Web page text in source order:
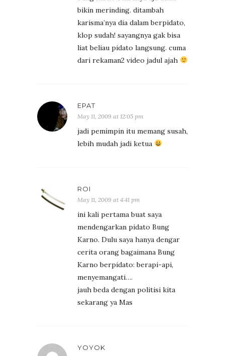
bikin merinding. ditambah
karisma’nya dia dalam berpidato,
klop sudah! sayangnya gak bisa
liat beliau pidato langsung. cuma
dari rekaman2 video jadul ajah
EPAT
May 11, 2009 at 12:05 pm
jadi pemimpin itu memang susah,
lebih mudah jadi ketua
ROI
May 11, 2009 at 4:41 pm
ini kali pertama buat saya
mendengarkan pidato Bung
Karno. Dulu saya hanya dengar
cerita orang bagaimana Bung
Karno berpidato: berapi-api,
menyemangati….
jauh beda dengan politisi kita
sekarang ya Mas
YOYOK